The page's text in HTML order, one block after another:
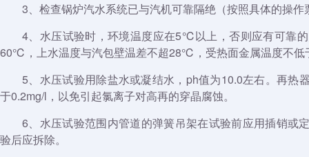
3、检查锅炉汽水系统已与汽机可靠隔绝（按照具体的操作
4、水压试验时，环境温度应在5℃以上，否则应有可靠
60℃，上水温度与汽包壁温差不超28℃，受热面金属温度不
5、水压试验用除盐水或凝结水，ph值为10.0左右。再热
于0.2mg/l，以免引起氯离子对高再的穿晶腐蚀。
6、水压试验范围内管道的弹簧吊架在试验前应用插销或
验后应拆除。